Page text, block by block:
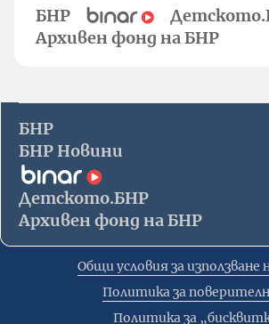
БНР
Архивен фонд на БНР
БНР
БНР Новини
Детското.БНР
Архивен фонд на БНР
Общи условия за използване
Политика за
Политика за